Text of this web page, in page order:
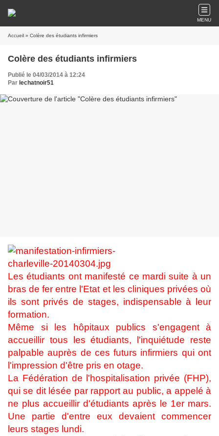
MENU
Accueil » Colère des étudiants infirmiers
Colère des étudiants infirmiers
Publié le 04/03/2014 à 12:24
Par lechatnoir51
Les étudiants ont manifesté ce mardi suite à un
bras de fer entre l'Etat et les cliniques privées où
ils sont privés de stages, indispensable à leur
formation.
Même si les hôpitaux publics s'engagent à
accueillir tous les étudiants, l'inquiétude reste
palpable auprès de ces futurs infirmiers qui ont
l'impression d'être pris en otage.
La Fédération de l'hospitalisation privée (FHP),
qui se dit lésée par rapport au public, a appelé à
ne plus accueillir d'étudiants après le 1er mars.
Une partie d'entre eux devaient commencer
leurs stages lundi.